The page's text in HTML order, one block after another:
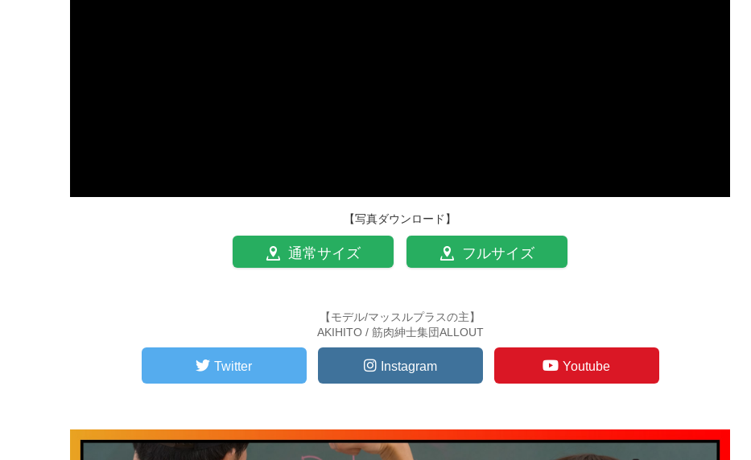
【写真ダウンロード】
通常サイズ フルサイズ
【モデル/マッスルプラスの主】
AKIHITO / 筋肉紳士集団ALLOUT
Twitter Instagram Youtube